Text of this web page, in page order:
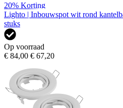
20% Korting
Lighto | Inbouwspot wit rond
stuks
Op voorraad
€ 84,00 € 67,20